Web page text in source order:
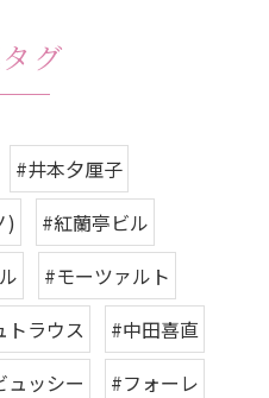
グ
#井本夕厘子
)
#紅蘭亭ビル
#モーツァルト
トラウス
#中田喜直
ュッシー
#フォーレ